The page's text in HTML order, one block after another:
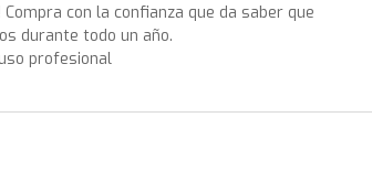
Compra con la confianza que da saber que
durante todo un año.
profesional